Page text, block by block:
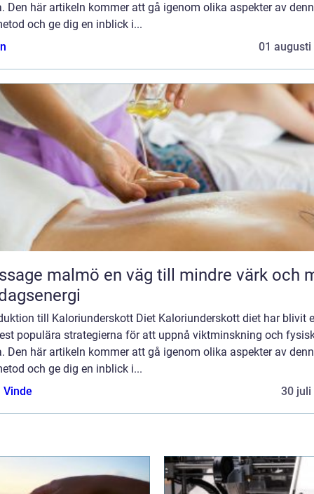
Den här artikeln kommer att gå igenom olika aspekter av
och ge dig en inblick i...
01 augusti
en väg till mindre värk och mer
till Kaloriunderskott Diet Kaloriunderskott diet har blivit
populära strategierna för att uppnå viktminskning och
Den här artikeln kommer att gå igenom olika aspekter av
och ge dig en inblick i...
Vinde
30 juli